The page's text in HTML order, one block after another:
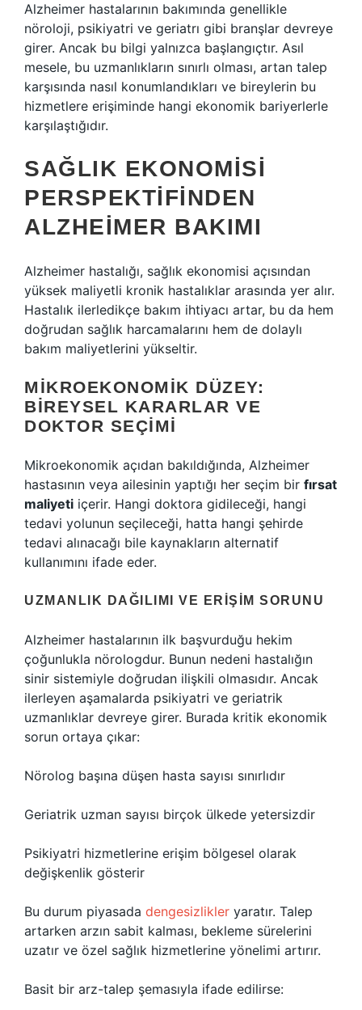
Alzheimer hastalarının bakımında genellikle
nöroloji, psikiyatri ve geriatrı gibi branşlar devreye
girer. Ancak bu bilgi yalnızca başlangıçtır. Asıl
mesele, bu uzmanlıkların sınırlı olması, artan talep
karşısında nasıl konumlandıkları ve bireylerin bu
hizmetlere erişiminde hangi ekonomik bariyerlerle
karşılaştığıdır.
SAĞLIK EKONOMISI
PERSPEKTIFINDEN
ALZHEIMER BAKIMI
Alzheimer hastalığı, sağlık ekonomisi açısından
yüksek maliyetli kronik hastalıklar arasında yer alır.
Hastalık ilerledikçe bakım ihtiyacı artar, bu da hem
doğrudan sağlık harcamalarını hem de dolaylı
bakım maliyetlerini yükseltir.
MIKROEKONOMIK DÜZEY:
BIREYSEL KARARLAR VE
DOKTOR SEÇIMI
Mikroekonomik açıdan bakıldığında, Alzheimer
hastasının veya ailesinin yaptığı her seçim bir fırsat
maliyeti içerir. Hangi doktora gidileceği, hangi
tedavi yolunun seçileceği, hatta hangi şehirde
tedavi alınacağı bile kaynakların alternatif
kullanımını ifade eder.
UZMANLIK DAĞILIMI VE ERIŞIM SORUNU
Alzheimer hastalarının ilk başvurduğu hekim
çoğunlukla nörologdur. Bunun nedeni hastalığın
sinir sistemiyle doğrudan ilişkili olmasıdır. Ancak
ilerleyen aşamalarda psikiyatri ve geriatrik
uzmanlıklar devreye girer. Burada kritik ekonomik
sorun ortaya çıkar:
Nörolog başına düşen hasta sayısı sınırlıdır
Geriatrik uzman sayısı birçok ülkede yetersizdir
Psikiyatri hizmetlerine erişim bölgesel olarak
değişkenlik gösterir
Bu durum piyasada dengesizlikler yaratır. Talep
artarken arzın sabit kalması, bekleme sürelerini
uzatır ve özel sağlık hizmetlerine yönelimi artırır.
Basit bir arz-talep şemasıyla ifade edilirse: